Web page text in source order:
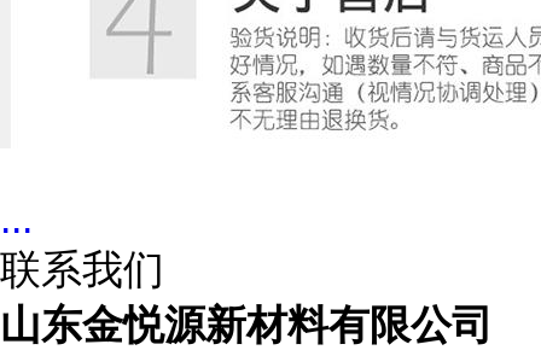
...
联系我们
山东金悦源新材料有限公司